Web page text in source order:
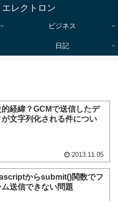
レクトロン
ビジネス
日記
的経緯？GCMで送信したデ
が文字列化される件につい
2013.11.05
からsubmit()関数でフ
ム送信できない問題